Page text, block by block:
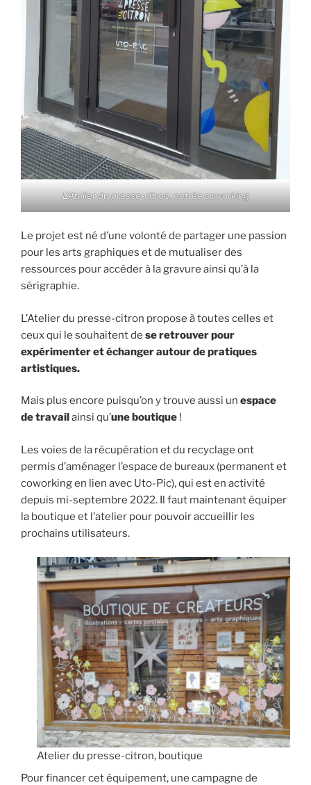
L’Atelier du presse-citron, entrée coworking
Le projet est né d’une volonté de partager une passion
pour les arts graphiques et de mutualiser des
ressources pour accéder à la gravure ainsi qu’à la
sérigraphie.
L’Atelier du presse-citron propose à toutes celles et
ceux qui le souhaitent de se retrouver pour
expérimenter et échanger autour de pratiques
artistiques.
Mais plus encore puisqu’on y trouve aussi un espace
de travailainsi qu’une boutique !
Les voies de la récupération et du recyclage ont
permis d’aménager l’espace de bureaux (permanent et
coworking en lien avec Uto-Pic), qui est en activité
depuis mi-septembre 2022. Il faut maintenant équiper
la boutique et l’atelier pour pouvoir accueillir les
prochains utilisateurs.
Atelier du presse-citron, boutique
Pour financer cet équipement, une campagne de